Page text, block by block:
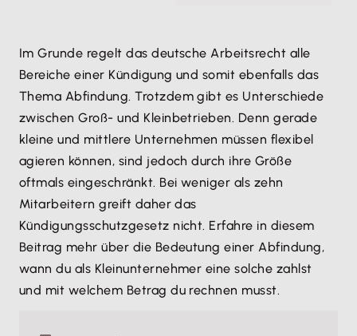
Im Grunde regelt das deutsche Arbeitsrecht alle
Bereiche einer Kündigung und somit ebenfalls das
Thema Abfindung. Trotzdem gibt es Unterschiede
zwischen Groß- und Kleinbetrieben. Denn gerade
kleine und mittlere Unternehmen müssen flexibel
agieren können, sind jedoch durch ihre Größe
oftmals eingeschränkt. Bei weniger als zehn
Mitarbeitern greift daher das
Kündigungsschutzgesetz nicht. Erfahre in diesem
Beitrag mehr über die Bedeutung einer Abfindung,
wann du als Kleinunternehmer eine solche zahlst
und mit welchem Betrag du rechnen musst.